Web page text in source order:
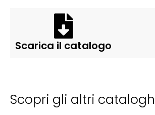
Scarica il catalogo
Scopri gli altri